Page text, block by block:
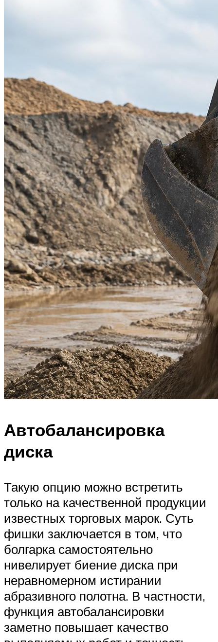
Автобалансировка
диска
Такую опцию можно встретить
только на качественной продукции
известных торговых марок. Суть
фишки заключается в том, что
болгарка самостоятельно
нивелирует биение диска при
неравномерном истирании
абразивного полотна. В частности,
функция автобалансировки
заметно повышает качество